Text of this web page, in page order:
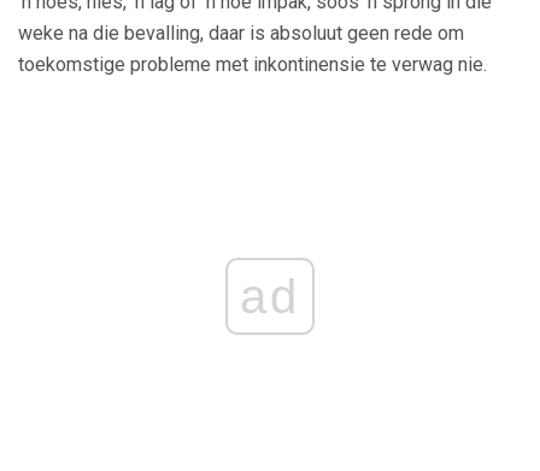
weke na die bevalling, daar is absoluut geen rede om
toekomstige probleme met inkontinensie te verwag nie.
ad